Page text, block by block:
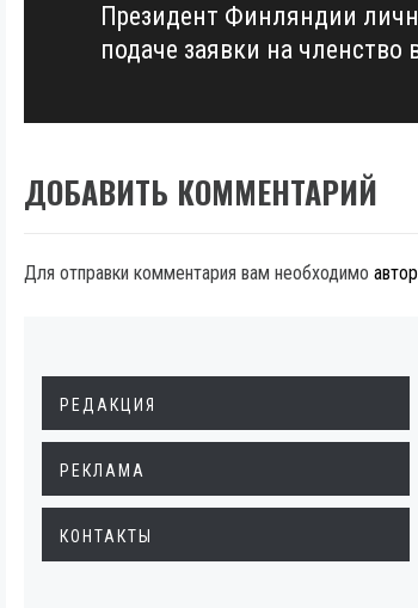
Next
post:
Президент Финляндии
подаче заявки на членство
ДОБАВИТЬ КОММЕНТАРИЙ
Для отправки комментария вам необходимо
РЕДАКЦИЯ
РЕКЛАМА
КОНТАКТЫ